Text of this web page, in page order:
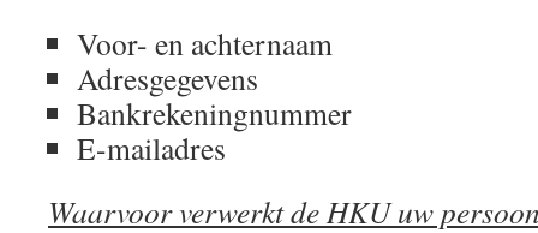
Voor- en achternaam
Adresgegevens
Bankrekeningnummer
E-mailadres
Waarvoor verwerkt de HKU uw